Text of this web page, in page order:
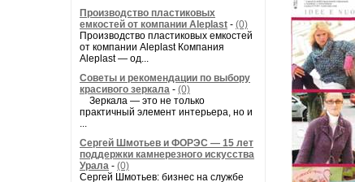
Производство пластиковых
емкостей от компании Aleplast - (0)
Производство пластиковых емкостей
от компании Aleplast Компания
Aleplast — од...
Советы и рекомендации по выбору
красивого зеркала - (0)
Зеркала — это не только
практичный элемент интерьера, но и
...
Сергей Шмотьев и ФОРЭС — 15 лет
поддержки камнерезного искусства
Урала - (0)
Сергей Шмотьев: бизнес на службе